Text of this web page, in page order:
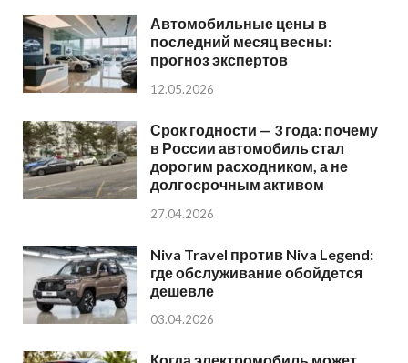
Автомобильные цены в
последний месяц весны:
прогноз экспертов
12.05.2026
Срок годности — 3 года: почему
в России автомобиль стал
дорогим расходником, а не
долгосрочным активом
27.04.2026
Niva Travel против Niva Legend:
где обслуживание обойдется
дешевле
03.04.2026